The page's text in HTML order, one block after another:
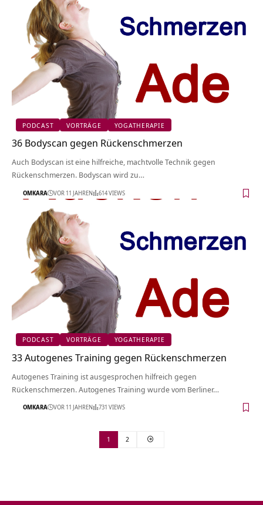
PODCAST VORTRÄGE YOGATHERAPIE
36 Bodyscan gegen Rückenschmerzen
Auch Bodyscan ist eine hilfreiche, machtvolle Technik gegen
Rückenschmerzen. Bodyscan wird zu…
OMKARA VOR 11 JAHREN 614 VIEWS
PODCAST VORTRÄGE YOGATHERAPIE
33 Autogenes Training gegen Rückenschmerzen
Autogenes Training ist ausgesprochen hilfreich gegen
Rückenschmerzen. Autogenes Training wurde vom Berliner…
OMKARA VOR 11 JAHREN 731 VIEWS
1 2